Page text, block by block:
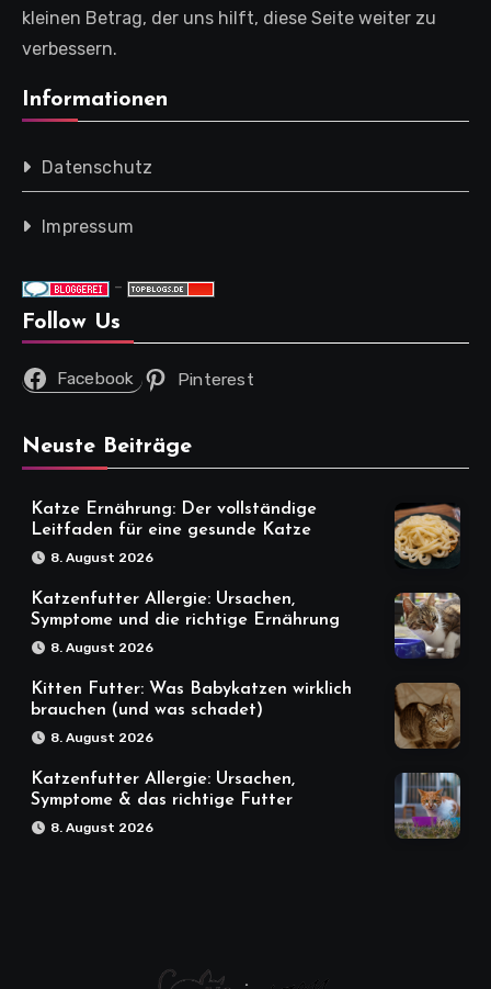
kleinen Betrag, der uns hilft, diese Seite weiter zu
verbessern.
Informationen
Datenschutz
Impressum
-
Follow Us
Facebook Pinterest
Neuste Beiträge
Katze Ernährung: Der vollständige
Leitfaden für eine gesunde Katze
8. August 2026
Katzenfutter Allergie: Ursachen,
Symptome und die richtige Ernährung
8. August 2026
Kitten Futter: Was Babykatzen wirklich
brauchen (und was schadet)
8. August 2026
Katzenfutter Allergie: Ursachen,
Symptome & das richtige Futter
8. August 2026